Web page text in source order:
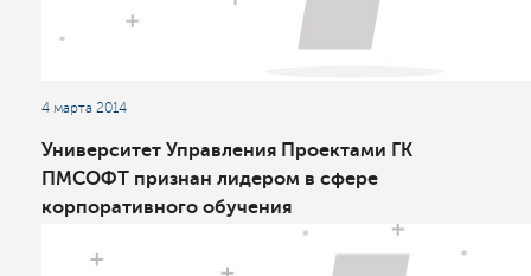
4 марта 2014
Университет Управления Проектами ГК
ПМСОФТ признан лидером в сфере
корпоративного обучения